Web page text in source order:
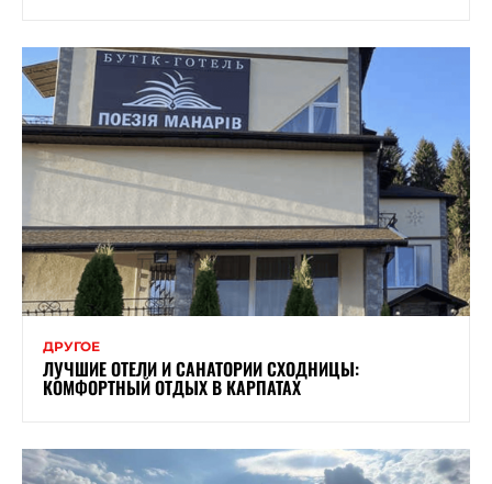
ДРУГОЕ
ЛУЧШИЕ ОТЕЛИ И САНАТОРИИ СХОДНИЦЫ:
КОМФОРТНЫЙ ОТДЫХ В КАРПАТАХ